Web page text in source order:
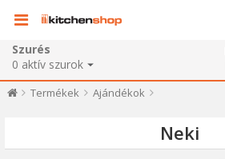
Szurés
0 aktív szurok
Termékek Ajándékok
Neki